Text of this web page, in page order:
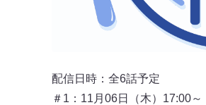
配信日時：全6話予定
＃1：11月06日（木）17:00～